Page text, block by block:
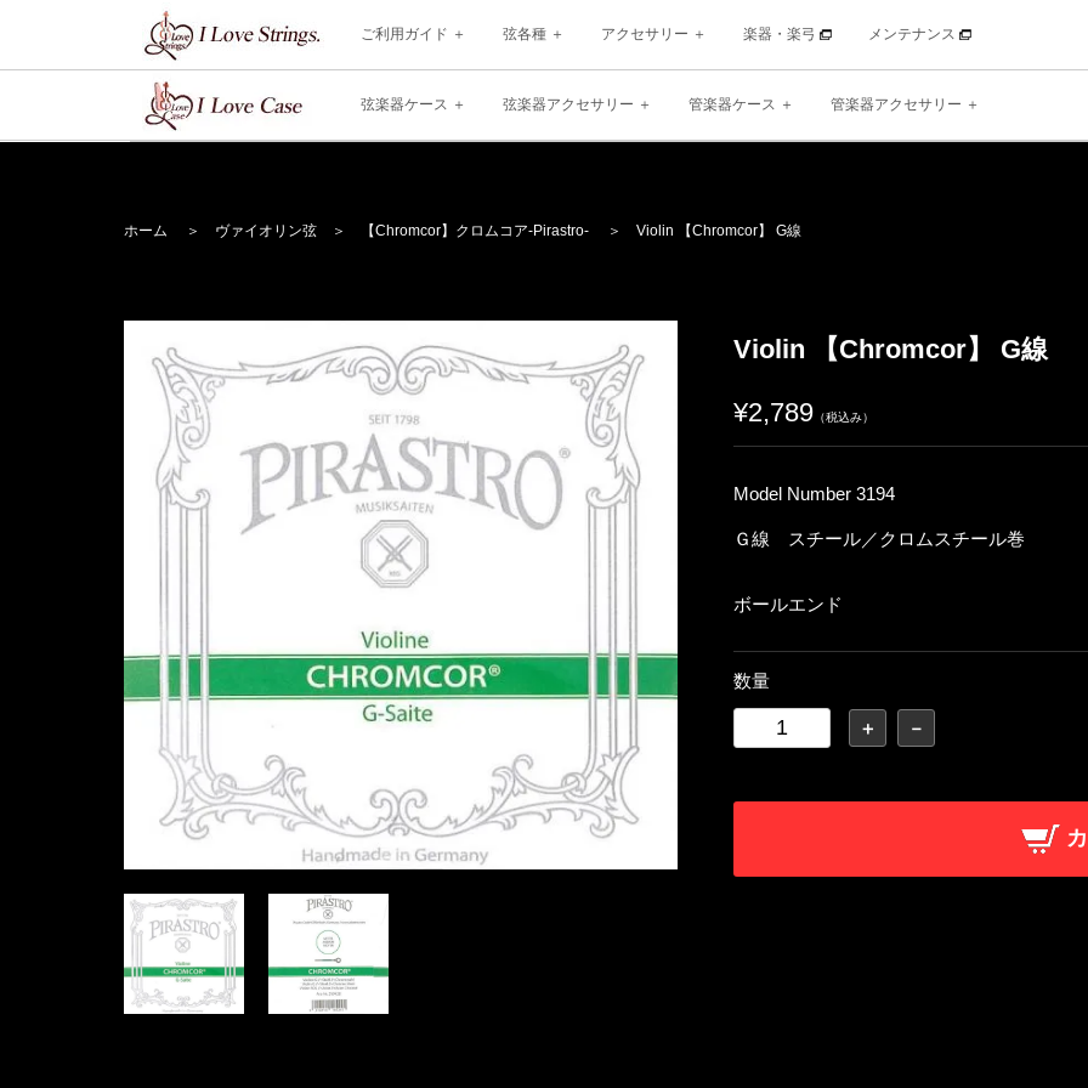
ご利用ガイド 弦各種 アクセサリー 楽器・楽弓 メンテナンス
弦楽器ケース 弦楽器アクセサリー 管楽器ケース 管楽器アクセサリー
ホーム ＞ ヴァイオリン弦 ＞ 【Chromcor】 クロムコア-Pirastro- ＞ Violin 【Chromcor】 G線
Violin 【Chromcor】 G線
¥2,789（税込み）
Model Number 3194
Ｇ線 スチール／クロムスチール巻
ボールエンド
数量
＋ －